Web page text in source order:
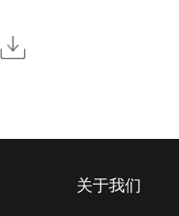
关于我们